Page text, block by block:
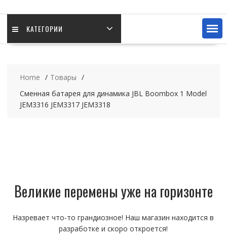
КАТЕГОРИИ
Home
Товары
Сменная батарея для динамика JBL Boombox 1 Model
JEM3316 JEM3317 JEM3318
Великие перемены уже на горизонте
Назревает что-то грандиозное! Наш магазин находится в
разработке и скоро откроется!